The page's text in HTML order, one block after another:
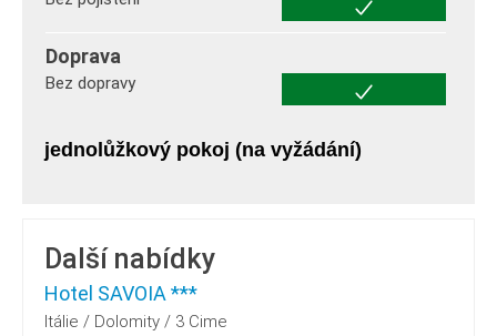
Doprava
Bez dopravy
jednolůžkový pokoj (na vyžádání)
Další nabídky
Hotel SAVOIA ***
Itálie / Dolomity / 3 Cime